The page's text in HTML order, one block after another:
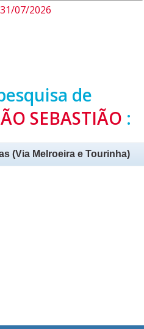
31/07/2026
de
SEBASTIÃO :
(Via Melroeira e Tourinha)